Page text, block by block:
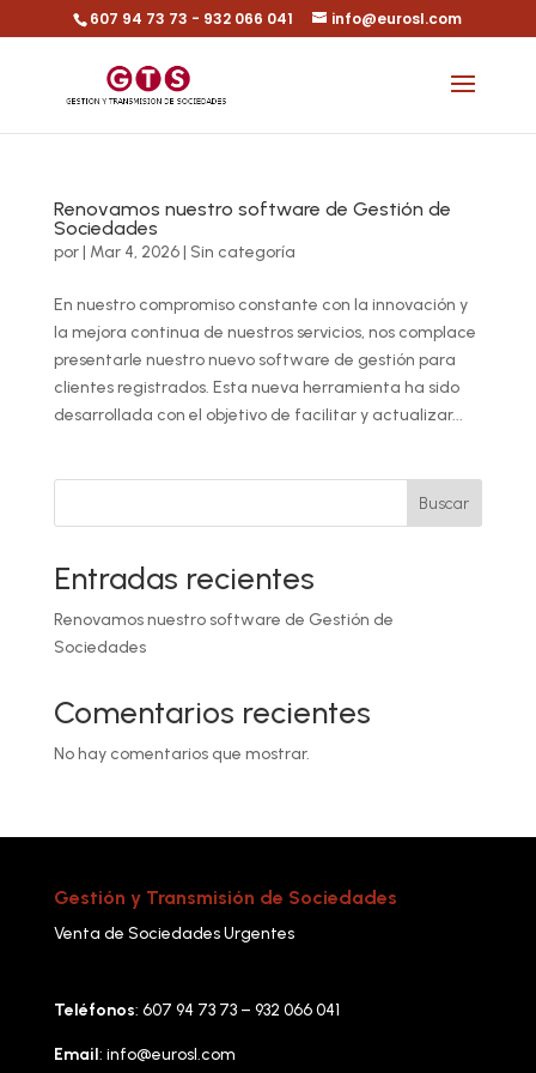
607 94 73 73 - 932 066 041 info@eurosl.com
Renovamos nuestro software de Gestión de
Sociedades
por| Mar 4, 2026| Sin categoría
En nuestro compromiso constante con la innovación y
la mejora continua de nuestros servicios, nos complace
presentarle nuestro nuevo software de gestión para
clientes registrados. Esta nueva herramienta ha sido
desarrollada con el objetivo de facilitar y actualizar...
Buscar
Entradas recientes
Renovamos nuestro software de Gestión de
Sociedades
Comentarios recientes
No hay comentarios que mostrar.
Gestión y Transmisión de Sociedades
Venta de Sociedades Urgentes
Teléfonos: 607 94 73 73 – 932 066 041
Email: info@eurosl.com